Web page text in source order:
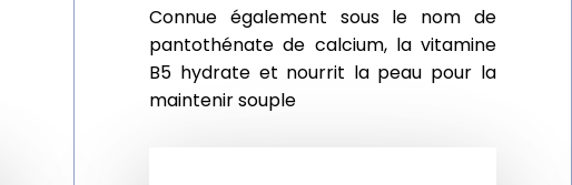
Connue également sous le nom de
pantothénate de calcium, la vitamine
B5 hydrate et nourrit la peau pour la
maintenir souple